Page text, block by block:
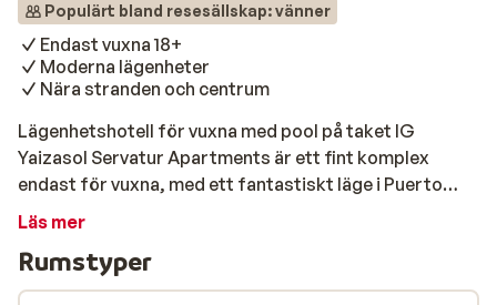
Populärt bland resesällskap: vänner
Endast vuxna 18+
Moderna lägenheter
Nära stranden och centrum
Lägenhetshotell för vuxna med pool på taket IG
Yaizasol Servatur Apartments är ett fint komplex
endast för vuxna, med ett fantastiskt läge i Puerto
Rico. Tillsammans med de närliggande lägenheterna IG
flesta faciliteterna finns på Nachosol Atlantic och du
har mölighet att använda även dessa. Lägenheterna är
Läs mer
Rumstyper